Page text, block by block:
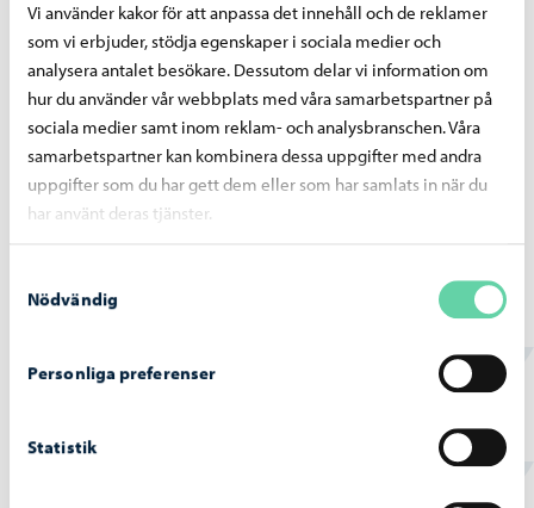
Vi använder kakor för att anpassa det innehåll och de reklamer
som vi erbjuder, stödja egenskaper i sociala medier och
analysera antalet besökare. Dessutom delar vi information om
hur du använder vår webbplats med våra samarbetspartner på
sociala medier samt inom reklam- och analysbranschen. Våra
samarbetspartner kan kombinera dessa uppgifter med andra
uppgifter som du har gett dem eller som har samlats in när du
har använt deras tjänster.
Nödvändig
Personliga preferenser
Statistik
Håll dig ajour med de nyaste evenemang och händelser,
följ oss på sociala medier.